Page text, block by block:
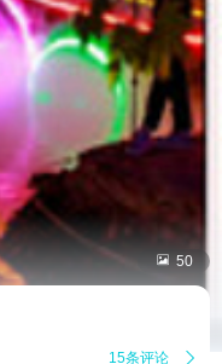
 50
15条评论 